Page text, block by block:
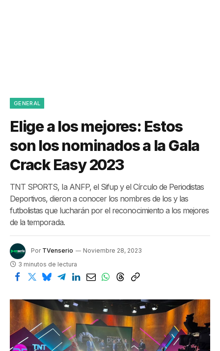
GENERAL
Elige a los mejores: Estos
son los nominados a la Gala
Crack Easy 2023
TNT SPORTS, la ANFP, el Sifup y el Círculo de Periodistas
Deportivos, dieron a conocer los nombres de los y las
futbolistas que lucharán por el reconocimiento a los mejores
de la temporada.
Por TVenserio
Noviembre 28, 2023
3 minutos de lectura